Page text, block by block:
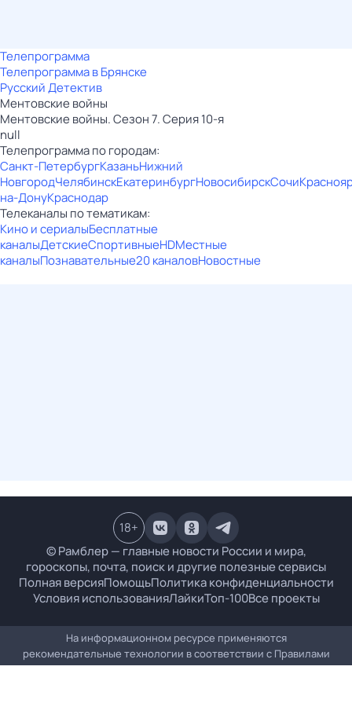
Телепрограмма
Телепрограмма в Брянске
Русский Детектив
Ментовские войны
Ментовские войны. Сезон 7. Серия 10-я
null
Телепрограмма по городам:
Санкт-ПетербургКазаньНижний
НовгородЧелябинскЕкатеринбургНовосибирскСочи
на-ДонуКраснодар
Телеканалы по тематикам:
Кино и сериалыБесплатные
каналыДетскиеСпортивныеHDМестные
каналыПознавательные20 каналовНовостные
© Рамблер — главные новости России и мира,
гороскопы, почта, поиск и другие полезные сервисы
Полная версияПомощьПолитика конфиденциальности
Условия использованияЛайкиТоп-100Все проекты
18+
На информационном ресурсе применяются
рекомендательные технологии в соответствии с Правилами